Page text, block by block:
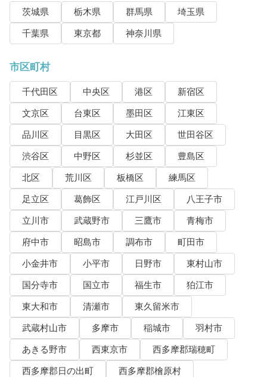
茨城県 栃木県 群馬県
埼玉県
千葉県
東京都 神奈川県
市区町村
千代田区 中央区 港区
新宿区
文京区
台東区 墨田区
江東区
品川区
目黒区 大田区
世田谷区
渋谷区
中野区 杉並区
豊島区
北区
荒川区 板橋区
練馬区
足立区
葛飾区 江戸川区
八王子市
立川市
武蔵野市 三鷹市
青梅市
府中市
昭島市 調布市
町田市
小金井市
小平市 日野市
東村山市
国分寺市
国立市 福生市
狛江市
東大和市
清瀬市
東久留米市
武蔵村山市
多摩市 稲城市
羽村市
あきる野市
西東京市
西多摩郡瑞穂町
西多摩郡日の出町
西多摩郡檜原村